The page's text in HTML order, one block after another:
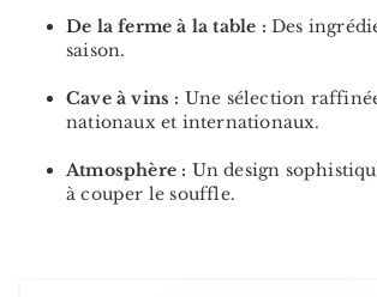
De la ferme à la table : Des
saison.
Cave à vins : Une sélection
nationaux et internationaux.
Atmosphère : Un design
à couper le souffle.